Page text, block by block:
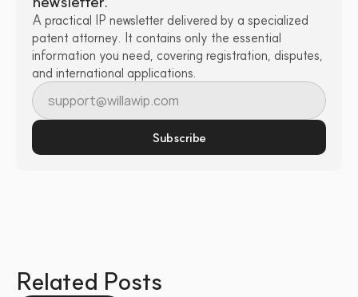
A practical IP newsletter delivered by a specialized
patent attorney. It contains only the essential
information you need, covering registration, disputes,
and international applications.
Subscribe
Related Posts